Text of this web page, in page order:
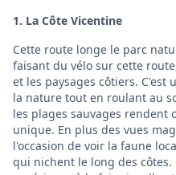
1. La Côte Vicentine
Cette route longe le parc
faisant du vélo sur cette
et les paysages côtiers. C'est
la nature tout en roulant au
les plages sauvages
unique. En plus des vues
l'occasion de voir la faune
qui nichent le long des